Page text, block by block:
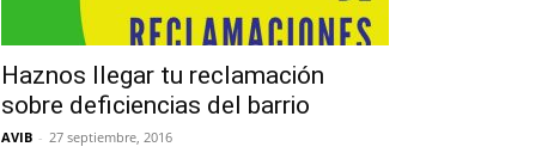
Haznos llegar tu reclamación
sobre deficiencias del barrio
AVIB - 27 septiembre, 2016